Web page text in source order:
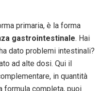
primaria, è la forma
gastrointestinale. Hai
dato problemi intestinali?
ad alte dosi. Qui il
in quantità
formula completa, puoi